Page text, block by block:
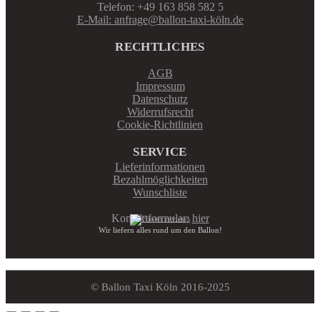
Telefon: +49 163 858 582 5
E-Mail: anfrage@ballon-taxi-köln.de
RECHTLICHES
AGB
Impressum
Datenschutz
Widerrufsrecht
Cookie-Richtlinien
SERVICE
Lieferinformationen
Bezahlmöglichkeiten
Wunschliste
Kontaktformular:hier
Wir liefern alles rund um den Ballon!
© Ballon Taxi Köln 2016-2025